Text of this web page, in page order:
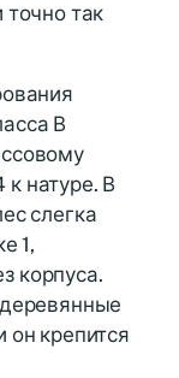
точно так
В
к натуре. В
слегка
1,
корпуса.
он крепится